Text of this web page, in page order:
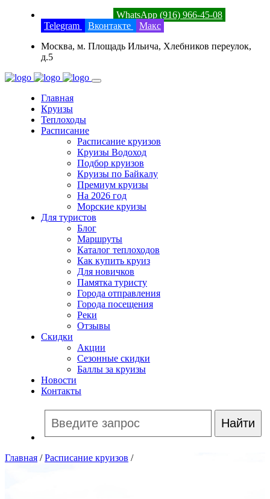
WhatsApp (916) 966-45-08
Telegram
Вконтакте
Макс
Москва, м. Площадь Ильича, Хлебников переулок,
д.5
Главная
Круизы
Теплоходы
Расписание
Расписание круизов
Круизы Водоход
Подбор круизов
Круизы по Байкалу
Премиум круизы
На 2026 год
Морские круизы
Для туристов
Блог
Маршруты
Каталог теплоходов
Как купить круиз
Для новичков
Памятка туристу
Города отправления
Города посещения
Реки
Отзывы
Скидки
Акции
Сезонные скидки
Баллы за круизы
Новости
Контакты
Главная /Расписание круизов /